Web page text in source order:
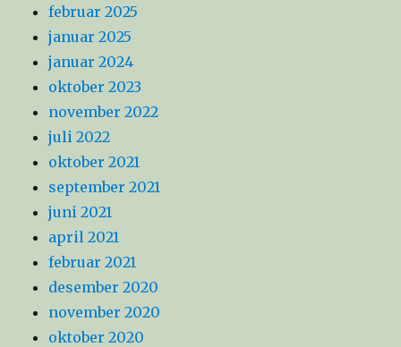
februar 2025
januar 2025
januar 2024
oktober 2023
november 2022
juli 2022
oktober 2021
september 2021
juni 2021
april 2021
februar 2021
desember 2020
november 2020
oktober 2020